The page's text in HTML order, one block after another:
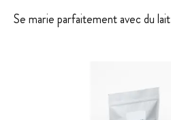
Se marie parfaitement avec du lait